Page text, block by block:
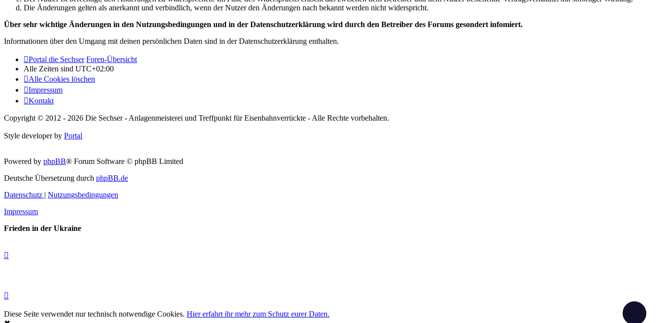
Die Änderungen gelten als anerkannt und verbindlich, wenn der Nutzer den Änderungen nach bekannt werden nicht widerspricht.
Über sehr wichtige Änderungen in den Nutzungsbedingungen und in der Datenschutzerklärung wird durch den Betreiber des Forums gesondert infomiert.
Informationen über den Umgang mit deinen persönlichen Daten sind in der Datenschutzerklärung enthalten.
Portal die Sechser Foren-Übersicht
Alle Zeiten sind UTC+02:00
Alle Cookies löschen
Impressum
Kontakt
Copyright © 2012 - 2026 Die Sechser - Anlagenmeisterei und Treffpunkt für Eisenbahnverrückte - Alle Rechte vorbehalten.
Style developer by Portal
Powered by phpBB® Forum Software © phpBB Limited
Deutsche Übersetzung durch phpBB.de
Datenschutz | Nutzungsbedingungen
Impressum
Frieden in der Ukraine
Diese Seite verwendet nur technisch notwendige Cookies. Hier erfahrt ihr mehr zum Schutz eurer Daten.